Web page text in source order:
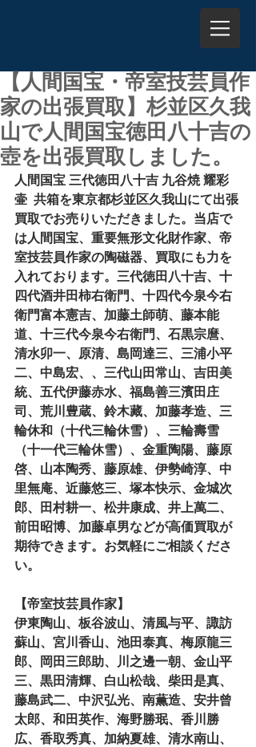
【人間国宝・帝室技芸員作
家の出張買取】杉並区久我
山で人間国宝徳田八十吉の
壺を出張買取しました。
人間国宝 三代徳田八十吉 九谷焼 耀彩
壷  共箱を東京都杉並区久我山にて出張
買取でお売りいただきました。当店で
は人間国宝、重要無形文化財作家、帝
室技芸員作家の陶磁器、買取にも力を
入れております。三代徳田八十吉、十
四代酒井田柿右衛門、十四代今泉今右
衛門富本憲吉、加藤土師萌、藤本能
道、十三代今泉今右衛門、石黒宗麿、
清水卯一、原清、島岡達三、三浦小平
二、中島宏、、三代山田常山、吉田美
統、五代伊藤赤水、福島善三濱田庄
司、荒川豊蔵、鈴木藏、加藤孝造、三
輪休和（十代三輪休雪）、三輪壽雪
（十一代三輪休雪）、金重陶陽、藤原
啓、山本陶秀、藤原雄、伊勢崎淳、中
里無庵、近藤悠三、塚本快示、金城次
郎、田村耕一、松井康成、井上萬二、
前田昭博、加藤卓男などが高価買取が
期待できます。お気軽にご相談くださ
い。
【帝室技芸員作家】
伊東陶山、板谷波山、清風与平、諏訪
蘇山、宮川香山、池田泰真、梅原龍三
郎、岡田三郎助、川之邊一朝、金山平
三、黒田清輝、白山松哉、柴田是真、
藤島武二、中沢弘光、南薫造、安井曾
太郎、和田英作、海野勝珉、香川勝
広、香取秀真、加納夏雄、清水南山、